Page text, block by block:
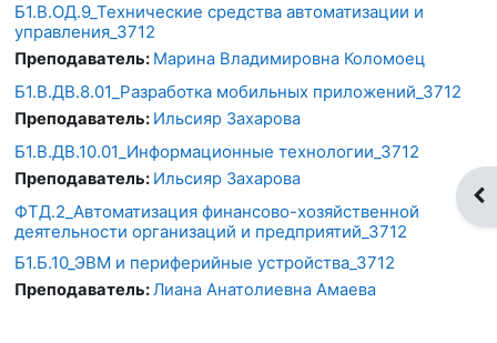
Б1.В.ОД.9_Технические средства автоматизации и
управления_3712
Преподаватель: Марина Владимировна Коломоец
Б1.В.ДВ.8.01_Разработка мобильных приложений_3712
Преподаватель: Ильсияр Захарова
Б1.В.ДВ.10.01_Информационные технологии_3712
Преподаватель: Ильсияр Захарова
ФТД.2_Автоматизация финансово-хозяйственной
деятельности организаций и предприятий_3712
Б1.Б.10_ЭВМ и периферийные устройства_3712
Преподаватель:Лиана Анатолиевна Амаева